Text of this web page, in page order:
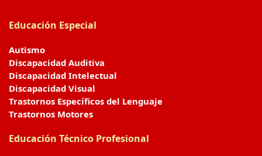
Educación Especial
Autismo
Discapacidad Auditiva
Discapacidad Intelectual
Discapacidad Visual
Trastornos Específicos del Lenguaje
Trastornos Motores
Educación Técnico Profesional